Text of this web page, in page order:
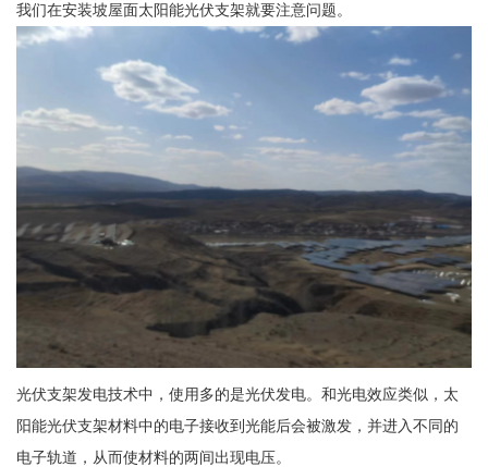
我们在安装坡屋面太阳能光伏支架就要注意问题。
光伏支架发电技术中，使用多的是光伏发电。和光电效应类似，太
阳能光伏支架材料中的电子接收到光能后会被激发，并进入不同的
电子轨道，从而使材料的两间出现电压。